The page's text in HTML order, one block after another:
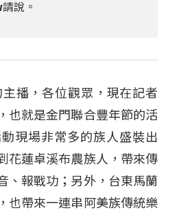
說。
播，各位觀眾，現在記者
也就是金門聯合豐年節的活
現場非常多的族人盛裝出
花蓮卓溪布農族人，帶來傳
、報戰功；另外，台東馬蘭
也帶來一連串阿美族傳統樂